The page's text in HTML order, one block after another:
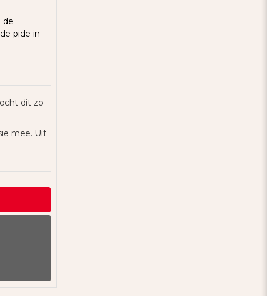
de
pide in
dit zo
mee. Uit